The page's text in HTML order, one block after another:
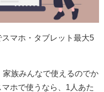
マホ・タブレット最大5
家族みんなで使えるのでか
ホで使うなら、1人あた